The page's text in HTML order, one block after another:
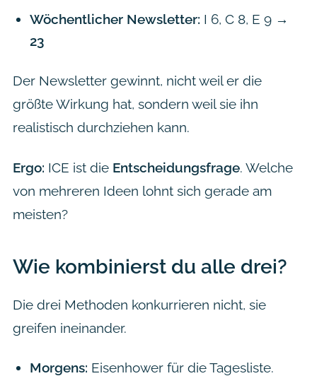
Wöchentlicher Newsletter: I 6, C 8, E 9 →
23
Der Newsletter gewinnt, nicht weil er die
größte Wirkung hat, sondern weil sie ihn
realistisch durchziehen kann.
Ergo: ICE ist die Entscheidungsfrage. Welche
von mehreren Ideen lohnt sich gerade am
meisten?
Wie kombinierst du alle drei?
Die drei Methoden konkurrieren nicht, sie
greifen ineinander.
Morgens: Eisenhower für die Tagesliste.